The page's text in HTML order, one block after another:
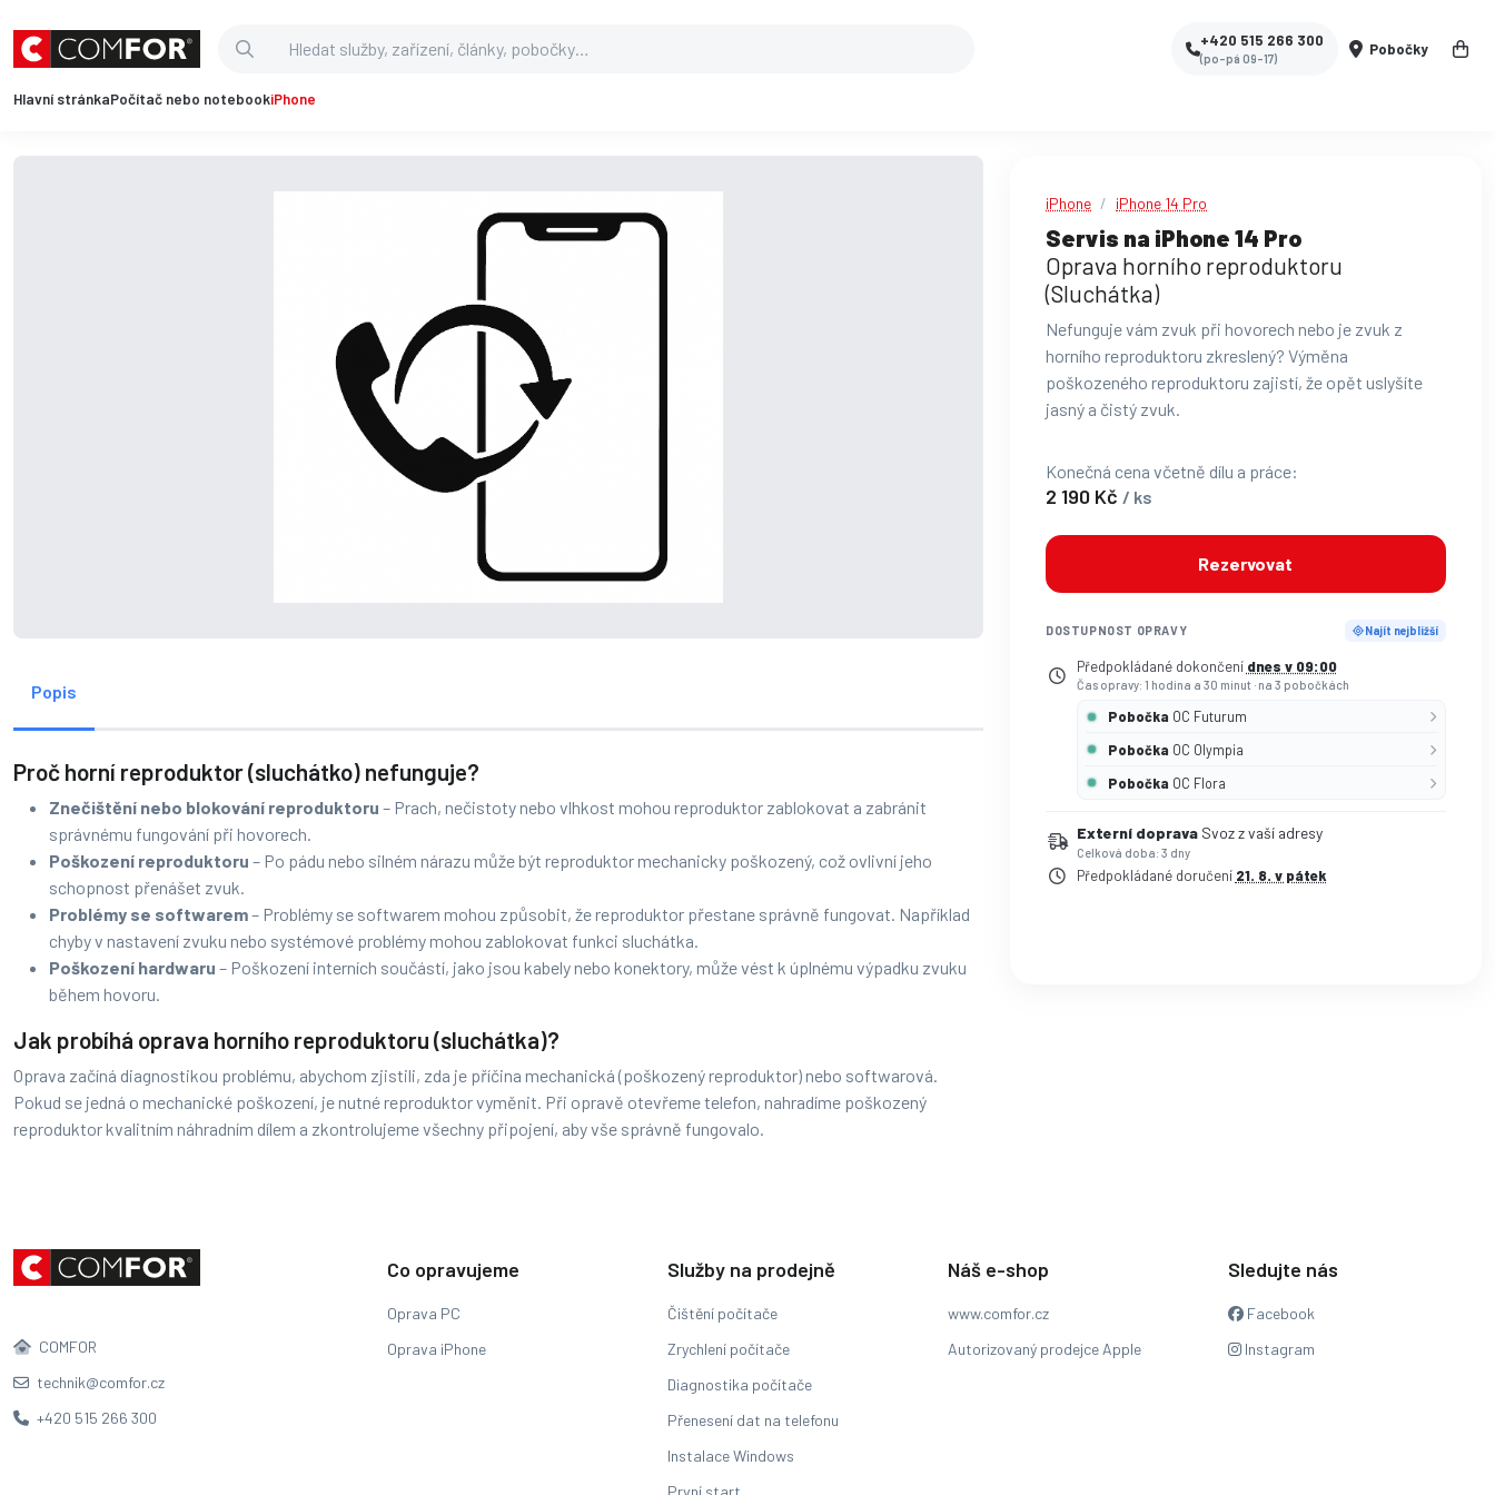
+420 515 266 300
(po-pá 09-17)
Pobočky
Hlavní stránkaPočítač nebo notebookiPhone
Popis
Proč horní reproduktor (sluchátko) nefunguje?
Znečištění nebo blokování reproduktoru – Prach, nečistoty nebo vlhkost mohou reproduktor zablokovat a zabránit
správnému fungování při hovorech.
Poškození reproduktoru – Po pádu nebo silném nárazu může být reproduktor mechanicky poškozený, což ovlivní jeho
schopnost přenášet zvuk.
Problémy se softwarem– Problémy se softwarem mohou způsobit, že reproduktor přestane správně fungovat. Například
chyby v nastavení zvuku nebo systémové problémy mohou zablokovat funkci sluchátka.
Poškození hardwaru – Poškození interních součástí, jako jsou kabely nebo konektory, může vést k úplnému výpadku zvuku
během hovoru.
Jak probíhá oprava horního reproduktoru (sluchátka)?
Oprava začíná diagnostikou problému, abychom zjistili, zda je příčina mechanická (poškozený reproduktor) nebo softwarová.
Pokud se jedná o mechanické poškození, je nutné reproduktor vyměnit. Při opravě otevřeme telefon, nahradíme poškozený
reproduktor kvalitním náhradním dílem a zkontrolujeme všechny připojení, aby vše správně fungovalo.
iPhone iPhone 14 Pro
Servis na iPhone 14 Pro
Oprava horního reproduktoru
(Sluchátka)
Nefunguje vám zvuk při hovorech nebo je zvuk z
horního reproduktoru zkreslený? Výměna
poškozeného reproduktoru zajistí, že opět uslyšíte
jasný a čistý zvuk.
Konečná cena včetně dílu a práce:
2 190 Kč / ks
Rezervovat
DOSTUPNOST OPRAVY Najít nejbližší
Předpokládané dokončení dnes v 09:00
Čas opravy: 1 hodina a 30 minut · na 3 pobočkách
Pobočka OC Futurum
Pobočka OC Olympia
Pobočka OC Flora
Externí doprava Svoz z vaší adresy
Celková doba: 3 dny
Předpokládané doručení 21. 8. v pátek
COMFOR
technik@comfor.cz
+420 515 266 300
Co opravujeme
Oprava PC
Oprava iPhone
Služby na prodejně
Čištění počítače
Zrychlení počítače
Diagnostika počítače
Přenesení dat na telefonu
Instalace Windows
Náš e-shop
www.comfor.cz
Autorizovaný prodejce Apple
Sledujte nás
Facebook
Instagram